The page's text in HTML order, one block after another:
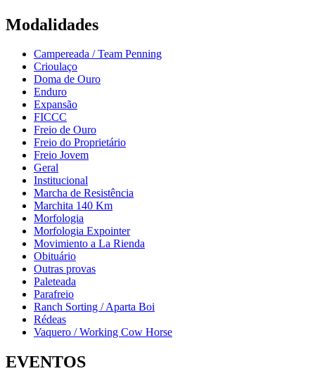
Modalidades
Campereada / Team Penning
Crioulaço
Doma de Ouro
Enduro
Expansão
FICCC
Freio de Ouro
Freio do Proprietário
Freio Jovem
Geral
Institucional
Marcha de Resistência
Marchita 140 Km
Morfologia
Morfologia Expointer
Movimiento a La Rienda
Obituário
Outras provas
Paleteada
Parafreio
Ranch Sorting / Aparta Boi
Rédeas
Vaquero / Working Cow Horse
EVENTOS